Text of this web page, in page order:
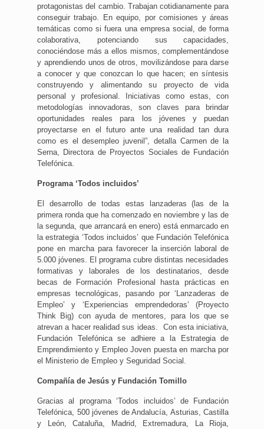
protagonistas del cambio. Trabajan cotidianamente para
conseguir trabajo. En equipo, por comisiones y áreas
temáticas como si fuera una empresa social, de forma
colaborativa, potenciando sus capacidades,
conociéndose más a ellos mismos, complementándose
y aprendiendo unos de otros, movilizándose para darse
a conocer y que conozcan lo que hacen; en síntesis
construyendo y alimentando su proyecto de vida
personal y profesional. Iniciativas como estas, con
metodologías innovadoras, son claves para brindar
oportunidades reales para los jóvenes y puedan
proyectarse en el futuro ante una realidad tan dura
como es el desempleo juvenil”, detalla Carmen de la
Serna, Directora de Proyectos Sociales de Fundación
Telefónica.
Programa ‘Todos incluidos’
El desarrollo de todas estas lanzaderas (las de la
primera ronda que ha comenzado en noviembre y las de
la segunda, que arrancará en enero) está enmarcado en
la estrategia ‘Todos incluidos’ que Fundación Telefónica
pone en marcha para favorecer la inserción laboral de
5.000 jóvenes. El programa cubre distintas necesidades
formativas y laborales de los destinatarios, desde
becas de Formación Profesional hasta prácticas en
empresas tecnológicas, pasando por ‘Lanzaderas de
Empleo’ y ‘Experiencias emprendedoras’ (Proyecto
Think Big) con ayuda de mentores, para los que se
atrevan a hacer realidad sus ideas. Con esta iniciativa,
Fundación Telefónica se adhiere a la Estrategia de
Emprendimiento y Empleo Joven puesta en marcha por
el Ministerio de Empleo y Seguridad Social.
Compañía de Jesús y Fundación Tomillo
Gracias al programa ‘Todos incluidos’ de Fundación
Telefónica, 500 jóvenes de Andalucía, Asturias, Castilla
y León, Cataluña, Madrid, Extremadura, La Rioja,